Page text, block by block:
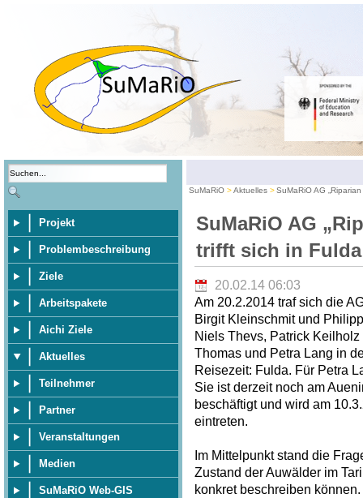
Projekt
Problembeschreibung
Ziele
Arbeitspakete
Aichi Ziele
Aktuelles
Teilnehmer
Partner
Veranstaltungen
Medien
SuMaRiO Web-GIS
SuMaRiO Aktuelles SuMaRiO AG
SuMaRiO AG
trifft sich in Fulda
20.02.14 06:03
Am 20.2.2014 traf sich die
Birgit Kleinschmit und
Niels Thevs, Patrick
Thomas und Petra Lang in
Reisezeit: Fulda. Für Petra
Sie ist derzeit noch am
beschäftigt und wird am
eintreten.
Im Mittelpunkt stand die
Zustand der Auwälder im
konkret beschreiben